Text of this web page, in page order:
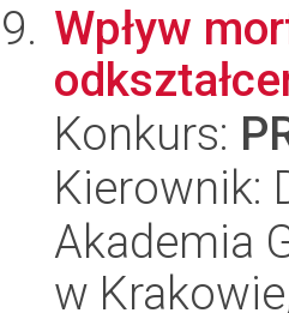
Wpływ
Konkurs:
Kierownik:
Akademia
w